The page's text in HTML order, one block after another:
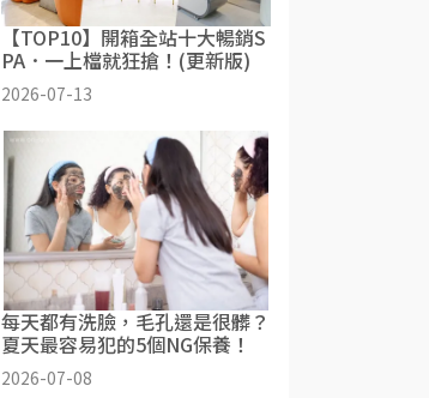
【TOP10】開箱全站十大暢銷S
PA．一上檔就狂搶！(更新版)
2026-07-13
每天都有洗臉，毛孔還是很髒？
夏天最容易犯的5個NG保養！
2026-07-08